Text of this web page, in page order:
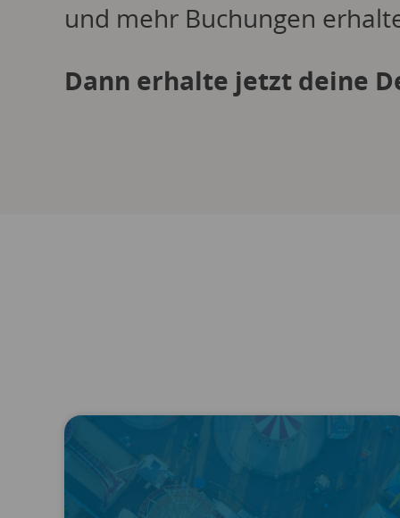
und mehr Buchungen
Dann erhalte jetzt deine